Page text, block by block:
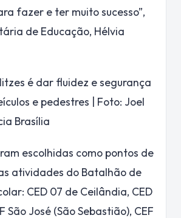
fazer e ter muito sucesso”,
de Educação, Hélvia
é dar fluidez e segurança
e pedestres | Foto: Joel
Brasília
escolhidas como pontos de
atividades do Batalhão de
CED 07 de Ceilândia, CED
São José (São Sebastião), CEF